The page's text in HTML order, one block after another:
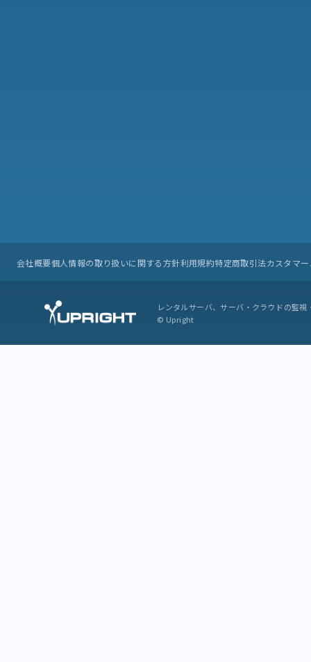
会社概要個人情報の取り扱いに関する方針利用規約特定商取引法カスタマ
レンタルサーバ、サーバ・クラウドの監
© Upright